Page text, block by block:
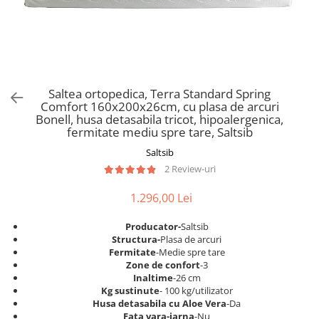
Saltele Pocket
Saltele Memory Pocket
Saltele cu plasa arcuri
Saltele cu spuma
Saltele cu spuma poliuretanica
Saltele 140x200
Saltele 160x200
Saltele 180x200
Top saltele
Noptiere
Scaune pentru living
Seturi comode living si vitrine
Etajere Birou
Dulap birou
Birouri
Scaune pentru birou
Scaune pentru vizitatori
Scaune birou copii
Scaune resigilate
Scaune gradinita
Scaune terasa si outdoor
Saltea ortopedica, Terra Standard Spring
Comfort 160x200x26cm, cu plasa de arcuri
Bonell, husa detasabila tricot, hipoalergenica,
fermitate mediu spre tare, Saltsib
Saltsib
2 Review-uri
1.296,00 Lei
Producator-Saltsib
Structura-Plasa de arcuri
Fermitate-Medie spre tare
Zone de confort-3
Inaltime-26 cm
Kg sustinute- 100 kg/utilizator
Husa detasabila cu Aloe Vera-Da
Fata vara-iarna-Nu